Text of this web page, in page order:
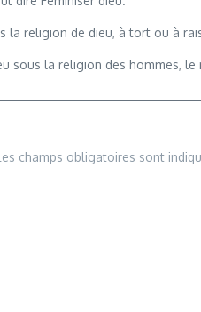
la religion de dieu, à tort ou à
sous la religion des hommes, le
champs obligatoires sont